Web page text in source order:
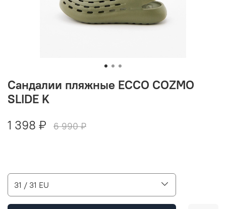
Сандалии пляжные ECCO COZMO
SLIDE K
1 398 ₽
6 990 ₽
31 / 31 EU